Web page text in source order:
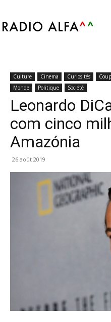
Culture Cinema Curiosités
Monde
Politique Société
Leonardo
com cinco
Amazónia
26 août 2019